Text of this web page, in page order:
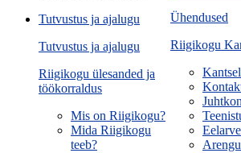
Ühendused
Riigikogu
Tutvustus ja ajalugu
Tutvustus ja ajalugu
Riigikogu ülesanded ja
töökorraldus
Mis on Riigikogu?
Mida Riigikogu
teeb?